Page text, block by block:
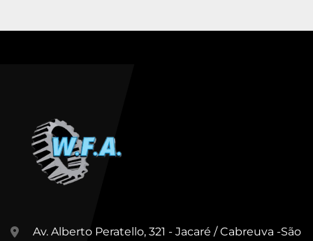
Av. Alberto Peratello, 321 - Jacaré / Cabreuva -São